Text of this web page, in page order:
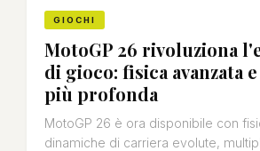
GIOCHI
MotoGP 26 rivoluziona
di gioco: fisica avanzata
più profonda
MotoGP 26 è ora disponibile con
dinamiche di carriera evolute,